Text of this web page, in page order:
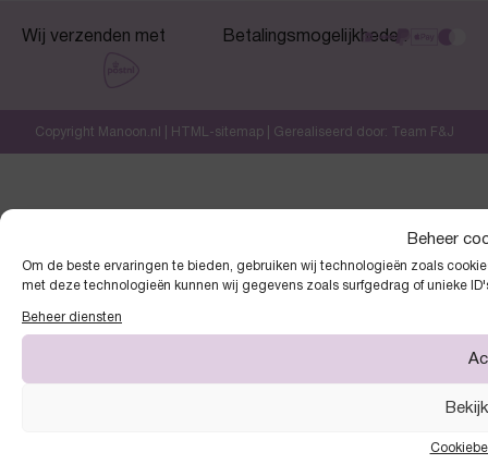
Beheer
Om de beste ervaringen te bieden, gebruiken wij technologieën zoals
met deze technologieën kunnen wij gegevens zoals surfgedrag of unieke
Beheer diensten
Wij verzenden met Betalingsmogelijkheden
Copyright Manoon.nl | HTML-sitemap| Gerealiseerd door: Team F&J